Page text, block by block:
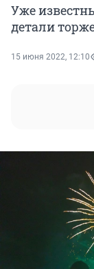
Уже
детали
15 июня 2022, 12:10